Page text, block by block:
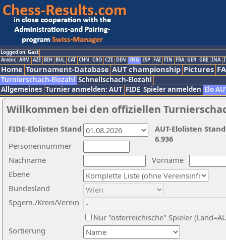
Logged on: Gast
Arabic ARM AZE BIH BUL CAT CHN CRO CZE DEN ENG ESP FAI FIN FRA GER GRE INA
Home Tournament-Database AUT championship Pictures
Turnierschach-Elozahl Schnellschach-Elozahl
Allgemeines Turnier anmelden: AUT FIDE Spieler anmelden Elo
Willkommen bei den offiziellen
Nachname
Vorname
Ebene
Sortierung
Personennummer
Bundesland
Spgem./Kreis/Verein
Nur "österreichische" Spieler
AUT-Elolisten
6.936
FIDE-Elolisten Stand